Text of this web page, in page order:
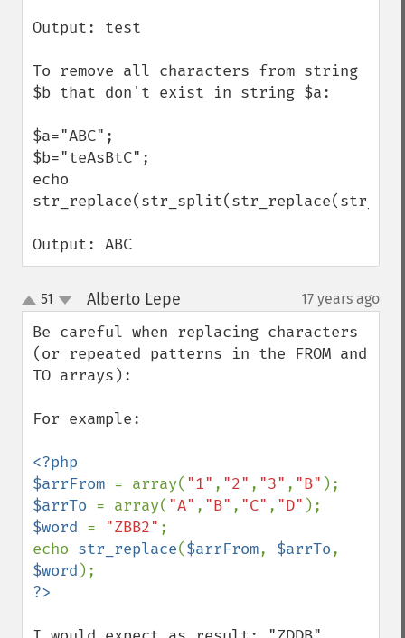
Output: test
To remove all characters from string
$b that don't exist in string $a:
$a="ABC";
$b="teAsBtC";
echo
Output: ABC
up
down
51 Alberto Lepe 17 years ago
Be careful when replacing characters
(or repeated patterns in the FROM and
TO arrays):
For example:
<?php
$arrFrom = array( "1" , "2" , "3" , "B"
$arrTo = array( "A" , "B" , "C" , "D"
$word = "ZBB2" ;
echo str_replace($arrFrom, $arrTo
$word